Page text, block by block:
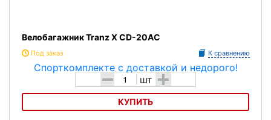
Велобагажник Tranz X CD-20AC
Под заказ К сравнению
- шт +
КУПИТЬ